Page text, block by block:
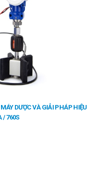
DƯỢC VÀ GIẢI PHÁP HIỆU
/ 760S